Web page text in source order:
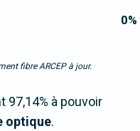
0%
fibre ARCEP à jour.
97,14% à pouvoir
optique.